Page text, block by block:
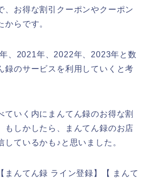
、お得な割引クーポンやクーポン
からです。
、2021年、2022年、2023年と数
録のサービスを利用していくと考
ていく内にまんてん録のお得な割
もしかしたら、まんてん録のお店
しているかも♪と思いました。
まんてん録 ライン登録】【 まんて